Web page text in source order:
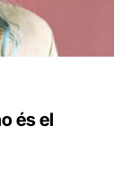
és el